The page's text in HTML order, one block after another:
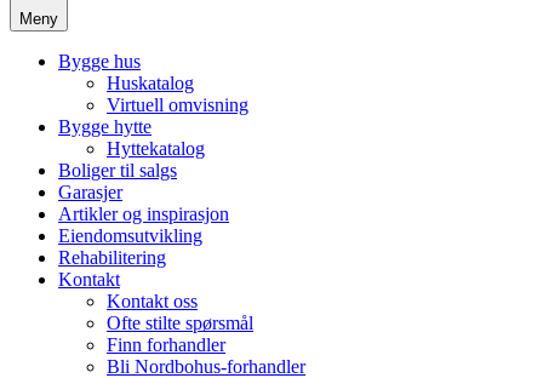
Meny
Bygge hus
Huskatalog
Virtuell omvisning
Bygge hytte
Hyttekatalog
Boliger til salgs
Garasjer
Artikler og inspirasjon
Eiendomsutvikling
Rehabilitering
Kontakt
Kontakt oss
Ofte stilte spørsmål
Finn forhandler
Bli Nordbohus-forhandler